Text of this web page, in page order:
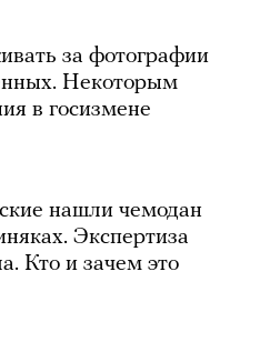
за фотографии
Некоторым
в госизмене
нашли чемодан
Экспертиза
Кто и зачем это